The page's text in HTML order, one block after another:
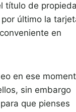
título de
último la
en
en ese
sin embargo
que pienses